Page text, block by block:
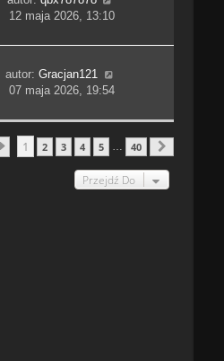
12 maja 2026, 13:10
autor:Gracjan121
07 maja 2026, 19:54
Strona 1Z 40
1 2 3 4 5 … 40
Przejdź Do